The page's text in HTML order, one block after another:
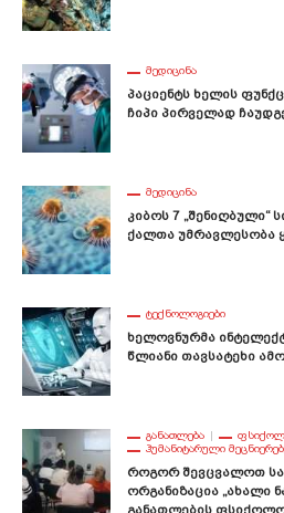
ᲛᲔᲓᲘᲪᲘᲜᲐ
Პაციენტს Ხელის
Ჩიპი Პირველად
ᲛᲔᲓᲘᲪᲘᲜᲐ
Კიბოს 7 „შენიღბული“
Ქალთა Უმრავლესობა
ᲢᲔᲥᲜᲝᲚᲝᲒᲘᲔᲑᲘ
Ხელოვნურმა
Წლიანი Თავსატეხი
ᲒᲐᲜᲐᲗᲚᲔᲑᲐ
ᲰᲣᲛᲐᲜᲘᲢᲐᲠᲣᲚᲘ
Როგორ Შევცვალოთ
Ორგანიზაცია „ახალი
Განათლების